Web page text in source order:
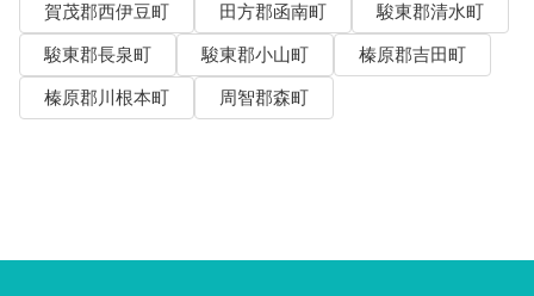
賀茂郡西伊豆町
田方郡函南町
駿東郡清水町
駿東郡長泉町
駿東郡小山町
榛原郡吉田町
榛原郡川根本町
周智郡森町